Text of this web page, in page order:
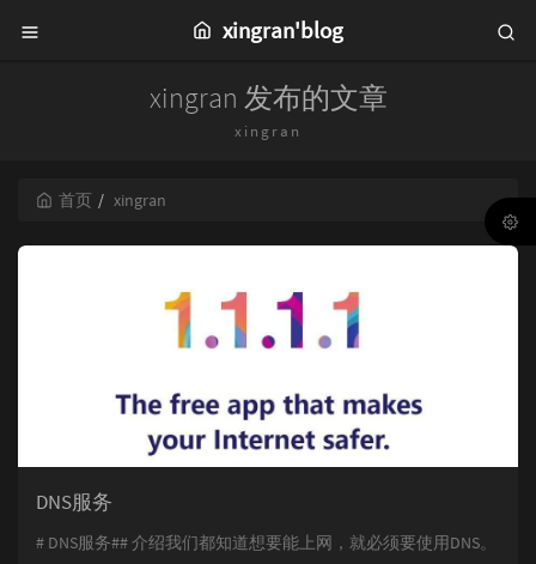
xingran'blog
xingran 发布的文章
xingran
首页 xingran
DNS服务
# DNS服务## 介绍我们都知道想要能上网，就必须要使用DNS。